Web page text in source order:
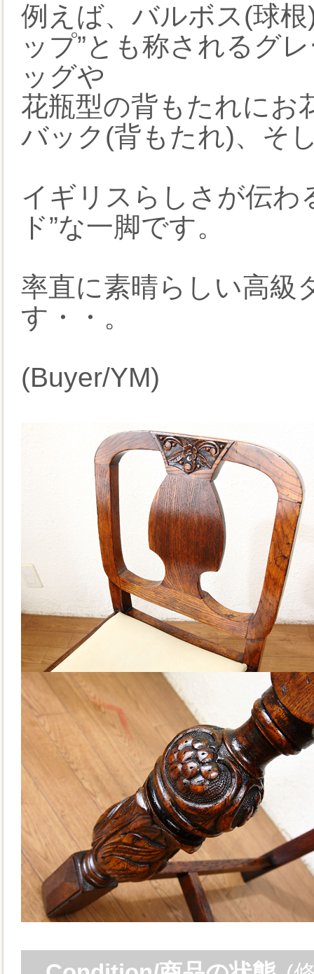
例えば、バルボス(球
ップ”とも称されるグ
ッグや
花瓶型の背もたれにお
バック(背もたれ)、そ
イギリスらしさが伝わ
ド”な一脚です。
率直に素晴らしい高級
す・・。
(Buyer/YM)